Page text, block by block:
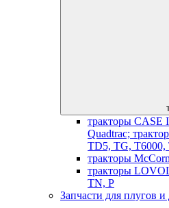
тракторы CASE
Quadtrac;
TD5, TG, T6000,
тракторы
тракторы
TN, P
Запчасти для плугов